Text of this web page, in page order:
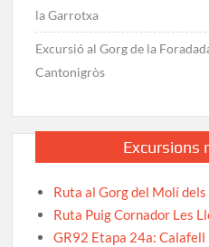
la Garrotxa
Excursió al Gorg de la
Cantonigròs
Excursions
Ruta al Gorg del Molí
Ruta Puig Cornador Les
GR92 Etapa 24a: Calafell